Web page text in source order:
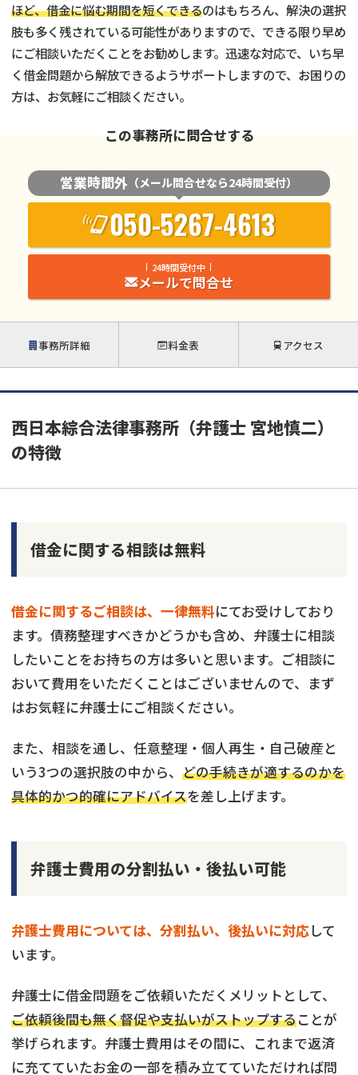
ほど、借金に悩む期間を短くできるのはもちろん、解決の選択
肢も多く残されている可能性がありますので、できる限り早め
にご相談いただくことをお勧めします。迅速な対応で、いち早
く借金問題から解放できるようサポートしますので、お困りの
方は、お気軽にご相談ください。
この事務所に問合せする
営業時間外 （メール問合せなら24時間受付）
050-5267-4613
24時間受付中
メールで問合せ
事務所詳細 料金表 アクセス
西日本綜合法律事務所（弁護士 宮地慎二）
の特徴
借金に関する相談は無料
借金に関するご相談は、一律無料にてお受けしており
ます。債務整理すべきかどうかも含め、弁護士に相談
したいことをお持ちの方は多いと思います。ご相談に
おいて費用をいただくことはございませんので、まず
はお気軽に弁護士にご相談ください。
また、相談を通し、任意整理・個人再生・自己破産と
いう3つの選択肢の中から、 どの手続きが適するのかを
具体的かつ的確にアドバイスを差し上げます。
弁護士費用の分割払い・後払い可能
弁護士費用については、分割払い、後払いに対応して
います。
弁護士に借金問題をご依頼いただくメリットとして、
ご依頼後間も無く督促や支払いがストップすることが
挙げられます。弁護士費用はその間に、これまで返済
に充てていたお金の一部を積み立てていただければ問